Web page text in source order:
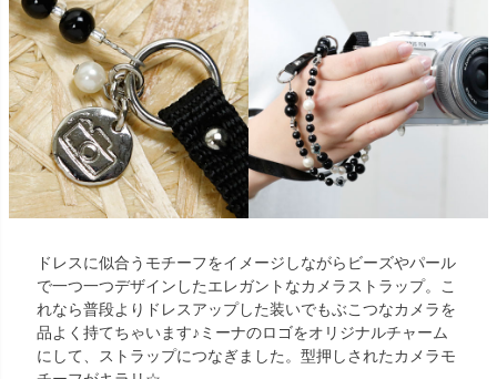
ドレスに似合うモチーフをイメージしながらビーズやパール
で一つ一つデザインしたエレガントなカメラストラップ。こ
れなら普段よりドレスアップした装いでもぶこつなカメラを
品よく持てちゃいます♪ミーナのロゴをオリジナルチャーム
にして、ストラップにつなぎました。型押しされたカメラモ